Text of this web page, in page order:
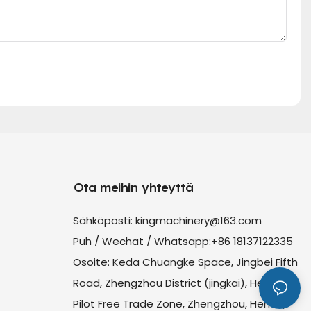
Ota meihin yhteyttä
Sähköposti: kingmachinery@163.com
Puh / Wechat / Whatsapp:+86 18137122335
Osoite: Keda Chuangke Space, Jingbei Fifth
Road, Zhengzhou District (jingkai), Henan
Pilot Free Trade Zone, Zhengzhou, Henan,